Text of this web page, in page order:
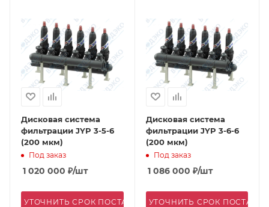
Дисковая система
фильтрации JYP 3-5-6
(200 мкм)
Под заказ
1 020 000 ₽/шт
УТОЧНИТЬ СРОК ПОСТАВКИ
Дисковая система
фильтрации JYP 3-6-6
(200 мкм)
Под заказ
1 086 000 ₽/шт
УТОЧНИТЬ СРОК